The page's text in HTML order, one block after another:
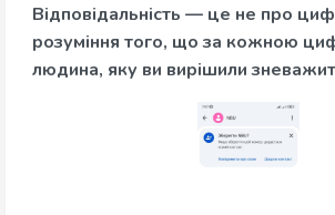
Відповідальність — це не про
розуміння того, що за кожною
людина, яку ви вирішили